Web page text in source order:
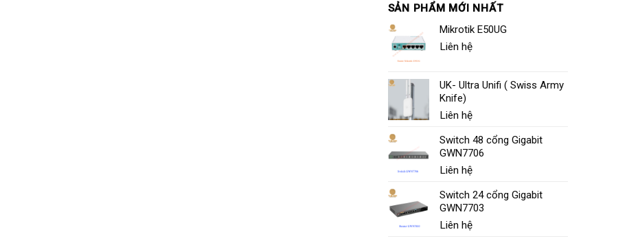
SẢN PHẨM MỚI NHẤT
Mikrotik E50UG
Liên hệ
UK- Ultra Unifi ( Swiss Army
Knife)
Liên hệ
Switch 48 cổng Gigabit
GWN7706
Liên hệ
Switch 24 cổng Gigabit
GWN7703
Liên hệ